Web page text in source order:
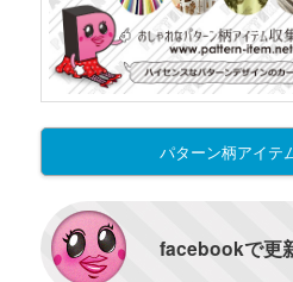
パターン柄アイテ
facebookで更